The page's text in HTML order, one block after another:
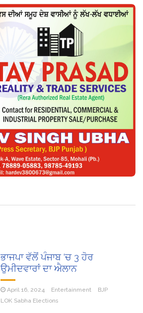
ਭਾਜਪਾ ਵੱਲੋਂ ਪੰਜਾਬ ‘ਚ 3 ਹੋਰ
ਉਮੀਦਵਾਰਾਂ ਦਾ ਐਲਾਨ
April 16, 2024 Entertainment
BJP
LOK Sabha Elections